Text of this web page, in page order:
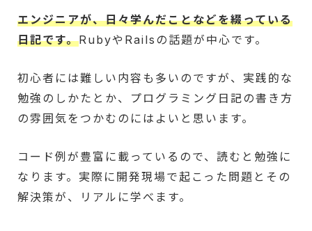
エンジニアが、日々学んだことなどを綴っている
日記です。RubyやRailsの話題が中心です。
初心者には難しい内容も多いのですが、実践的な
勉強のしかたとか、プログラミング日記の書き方
の雰囲気をつかむのにはよいと思います。
コード例が豊富に載っているので、読むと勉強に
なります。実際に開発現場で起こった問題とその
解決策が、リアルに学べます。